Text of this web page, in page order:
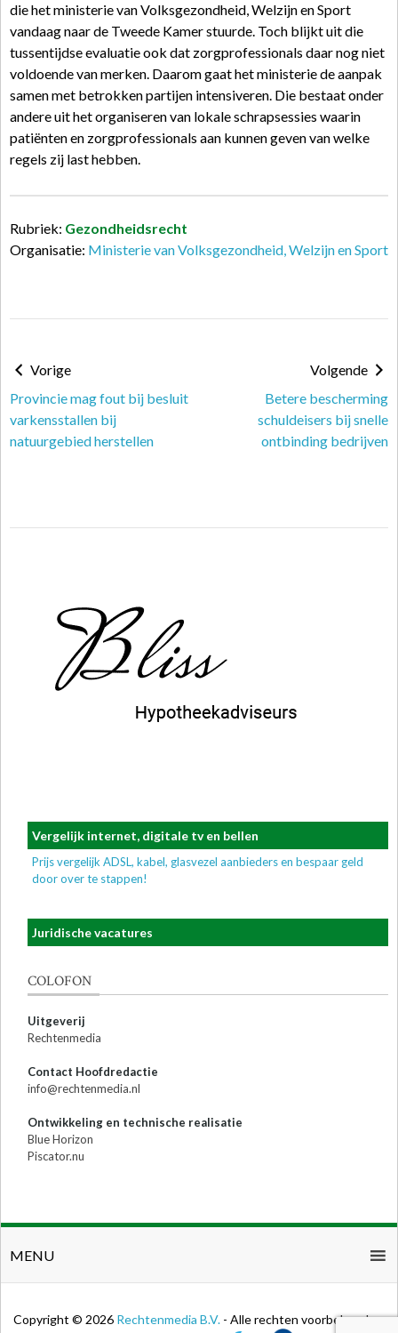
die het ministerie van Volksgezondheid, Welzijn en Sport
vandaag naar de Tweede Kamer stuurde. Toch blijkt uit die
tussentijdse evaluatie ook dat zorgprofessionals daar nog niet
voldoende van merken. Daarom gaat het ministerie de aanpak
samen met betrokken partijen intensiveren. Die bestaat onder
andere uit het organiseren van lokale schrapsessies waarin
patiënten en zorgprofessionals aan kunnen geven van welke
regels zij last hebben.
Rubriek: Gezondheidsrecht
Organisatie: Ministerie van Volksgezondheid, Welzijn en Sport
Vorige
Provincie mag fout bij besluit
varkensstallen bij
natuurgebied herstellen
Volgende
Betere bescherming
schuldeisers bij snelle
ontbinding bedrijven
Vergelijk internet, digitale tv en bellen
Prijs vergelijk ADSL, kabel, glasvezel aanbieders en bespaar geld
door over te stappen!
Juridische vacatures
COLOFON
Uitgeverij
Rechtenmedia
Contact Hoofdredactie
info@rechtenmedia.nl
Ontwikkeling en technische realisatie
Blue Horizon
Piscator.nu
MENU
Copyright © 2026 Rechtenmedia B.V. - Alle rechten voorbehouden.